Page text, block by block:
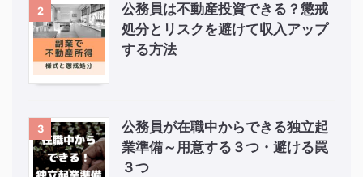
2
公務員は不動産投資できる？懲戒
処分とリスクを避けて収入アップ
する方法
3
公務員が在職中からできる独立起
業準備～用意する３つ・避ける罠
３つ